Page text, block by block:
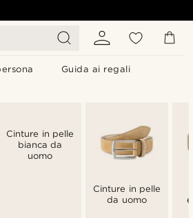
Guida ai regali
Cinture in pelle
bianca da
uomo
Cinture in pelle
da uomo